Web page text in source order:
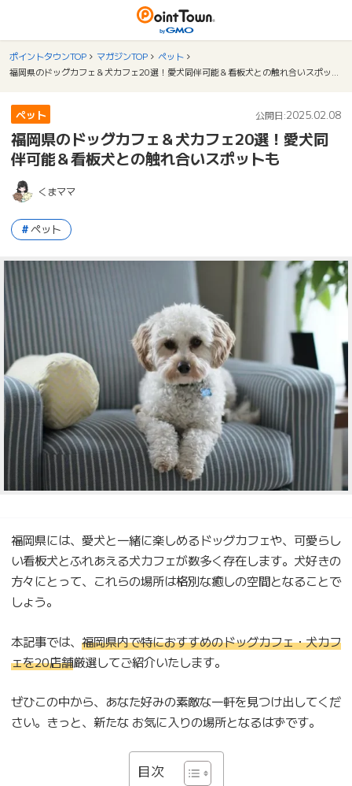
ポイントタウンTOP マガジンTOP
ペット
ペット 公開日:2025.02.08
福岡県のドッグカフェ＆犬カフェ20選！愛犬同
伴可能＆看板犬との触れ合いスポットも
くまママ
ペット
福岡県には、愛犬と一緒に楽しめるドッグカフェや、可愛らし
い看板犬とふれあえる犬カフェが数多く存在します。犬好きの
方々にとって、これらの場所は格別な癒しの空間となることで
しょう。
本記事では、 福岡県内で特におすすめのドッグカフェ・犬カフ
ェを20店舗厳選してご紹介いたします。
ぜひこの中から、あなた好みの素敵な一軒を見つけ出してくだ
さい。きっと、新たな お気に入りの場所となるはずです。
目次